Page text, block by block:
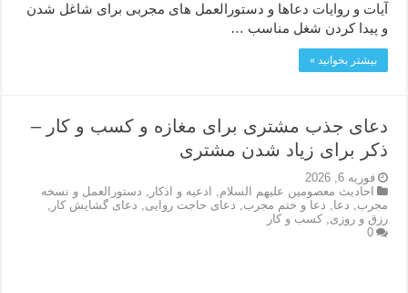
آیات و روایات دعاها و دستورالعمل های مجربی برای شاغل شدن
و پیدا کردن شغل مناسب …
بیشتر بخوانید »
دعای جذب مشتری برای مغازه و کسب و کار –
ذکر برای زیاد شدن مشتری
فوریه 6, 2026
احاديث معصومين عليهم السلام, ادعيه و اذكار , دستورالعمل و نسخه
مجرب, دعا, دعا و ختم مجرب, دعای حاجت روایی, دعای گشایش کار ,
رزق و روزی,کسب و کار
0